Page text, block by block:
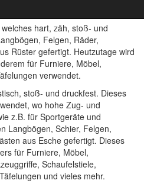
hart, zäh, stoß- und
Felgen, Räder,
Rüster gefertigt. Heutzutage wird
für Furniere, Möbel,
verwendet.
stoß- und druckfest. Dieses
wo hohe Zug- und
z.B. für Sportgeräte und
Langbögen, Schier, Felgen,
aus Esche gefertigt. Dieses
für Furniere, Möbel,
Schaufelstiele,
und vieles mehr.